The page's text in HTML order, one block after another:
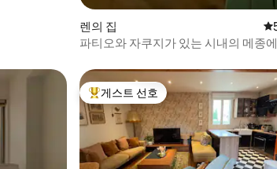
렌의 집
파티오와 자쿠지가 있는 시내의 메종
상위 게스트 선호
게스트 선호